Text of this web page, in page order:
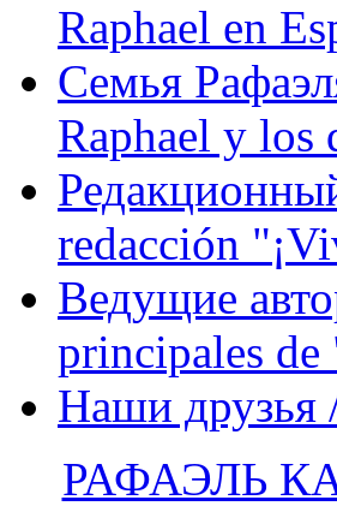
Raphael en
Семья
Raphael y los
redacción
Ведущие
principales
Наши друзья
РАФАЭЛЬ